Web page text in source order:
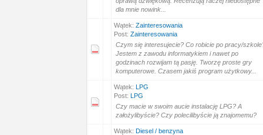
dla mnie nowink...
Wątek: Zainteresowania
Post: Zainteresowania
Czym się interesujecie? Co robicie po pracy/
Jestem z zawodu informatykiem i nawet po
godzinach rozwijam tą pasję. Tworzę proste gry
komputerowe. Czasem jakiś program użytkowy...
Wątek: LPG
Post: LPG
Czy macie w swoim aucie instalację LPG? A
założylibyście? Czy polecilibyście ją znajomemu?
Wątek: Diesel / benzyna